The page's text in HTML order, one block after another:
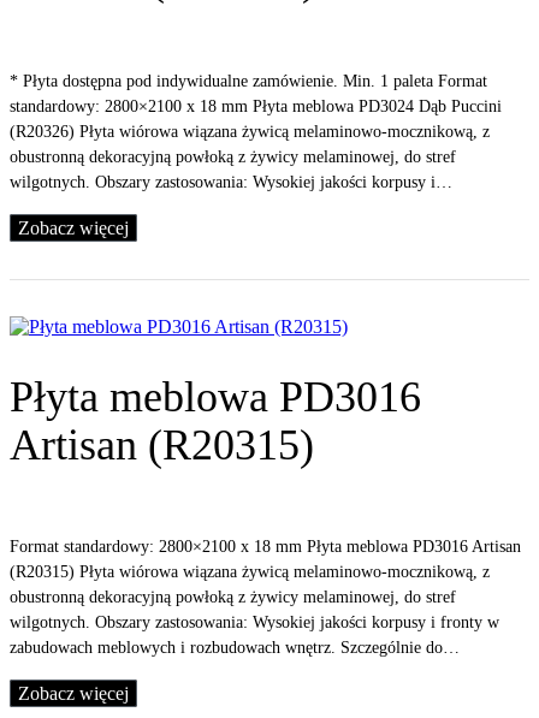
* Płyta dostępna pod indywidualne zamówienie. Min. 1 paleta Format
standardowy: 2800×2100 x 18 mm Płyta meblowa PD3024 Dąb Puccini
(R20326) Płyta wiórowa wiązana żywicą melaminowo-mocznikową, z
obustronną dekoracyjną powłoką z żywicy melaminowej, do stref
wilgotnych. Obszary zastosowania: Wysokiej jakości korpusy i…
Zobacz więcej
Płyta meblowa PD3016
Artisan (R20315)
Format standardowy: 2800×2100 x 18 mm Płyta meblowa PD3016 Artisan
(R20315) Płyta wiórowa wiązana żywicą melaminowo-mocznikową, z
obustronną dekoracyjną powłoką z żywicy melaminowej, do stref
wilgotnych. Obszary zastosowania: Wysokiej jakości korpusy i fronty w
zabudowach meblowych i rozbudowach wnętrz. Szczególnie do…
Zobacz więcej